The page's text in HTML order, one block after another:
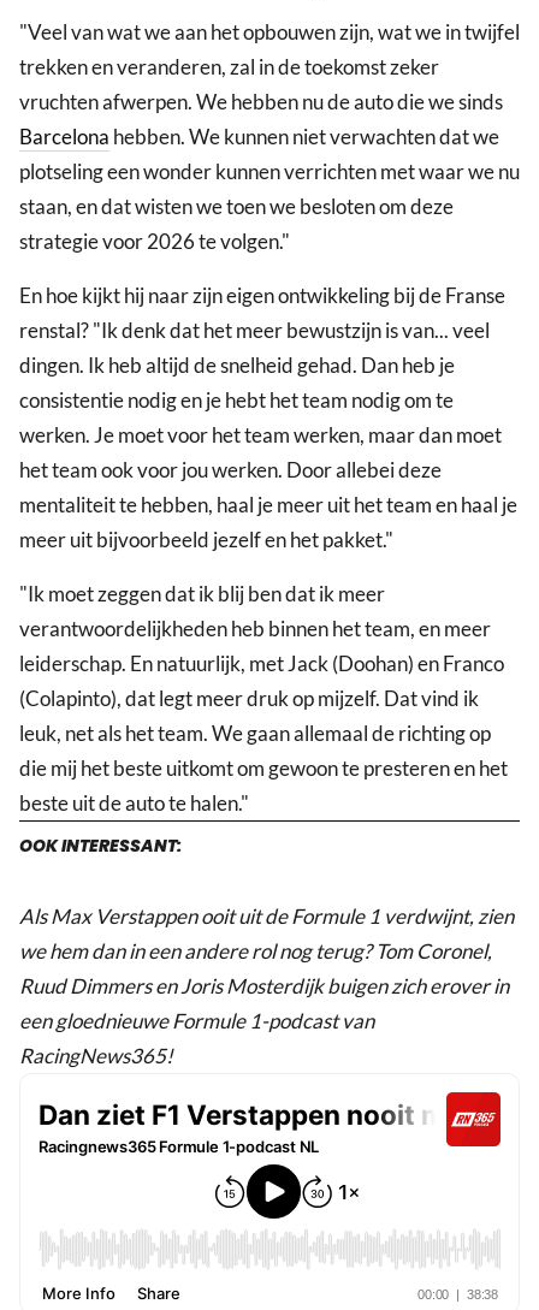
"Veel van wat we aan het opbouwen zijn, wat we in twijfel
trekken en veranderen, zal in de toekomst zeker
vruchten afwerpen. We hebben nu de auto die we sinds
Barcelona hebben. We kunnen niet verwachten dat we
plotseling een wonder kunnen verrichten met waar we nu
staan, en dat wisten we toen we besloten om deze
strategie voor 2026 te volgen."
En hoe kijkt hij naar zijn eigen ontwikkeling bij de Franse
renstal? "Ik denk dat het meer bewustzijn is van... veel
dingen. Ik heb altijd de snelheid gehad. Dan heb je
consistentie nodig en je hebt het team nodig om te
werken. Je moet voor het team werken, maar dan moet
het team ook voor jou werken. Door allebei deze
mentaliteit te hebben, haal je meer uit het team en haal je
meer uit bijvoorbeeld jezelf en het pakket."
"Ik moet zeggen dat ik blij ben dat ik meer
verantwoordelijkheden heb binnen het team, en meer
leiderschap. En natuurlijk, met Jack (Doohan) en Franco
(Colapinto), dat legt meer druk op mijzelf. Dat vind ik
leuk, net als het team. We gaan allemaal de richting op
die mij het beste uitkomt om gewoon te presteren en het
beste uit de auto te halen."
OOK INTERESSANT:
Als Max Verstappen ooit uit de Formule 1 verdwijnt, zien
we hem dan in een andere rol nog terug? Tom Coronel,
Ruud Dimmers en Joris Mosterdijk buigen zich erover in
een gloednieuwe Formule 1-podcast van
RacingNews365!